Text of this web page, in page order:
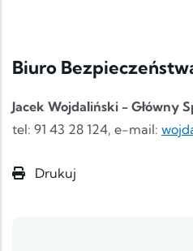
Biuro
Jacek Wojdaliński - Główny
tel: 91 43 28 124, e-mail:
Drukuj